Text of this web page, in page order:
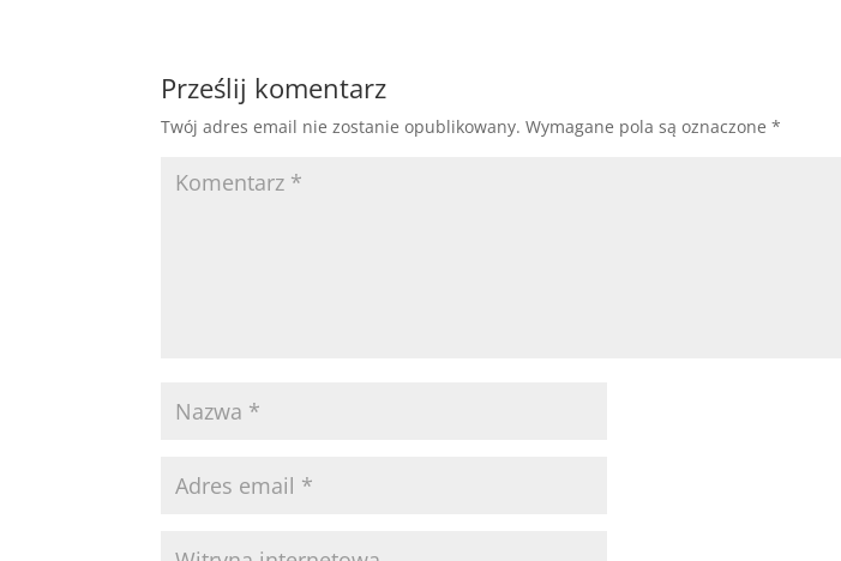
Prześlij komentarz
Twój adres email nie zostanie opublikowany. Wymagane pola są oznaczone*